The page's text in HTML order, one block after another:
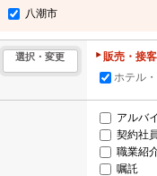
八潮市
選択・変更
販売・接
ホテル
アルバ
契約社
職業紹
嘱託